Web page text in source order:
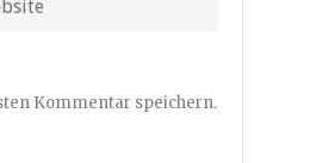
Kommentar speichern.